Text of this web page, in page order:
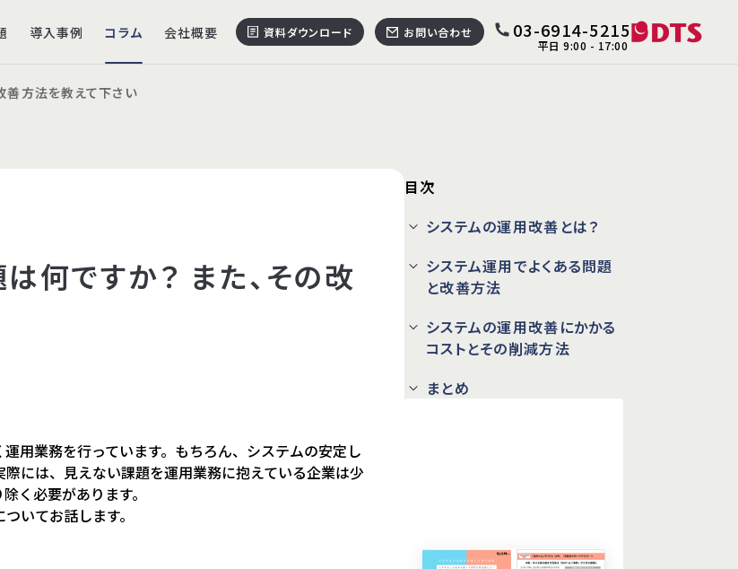
Azure導入
AI社内ヘルプデスクReSM plus
ビジネス・プロセス・アウトソーシング（BPO）
PCI DSS v4.0 準拠・セキュリティサポートセンター
導入事例 コラム 会社概要 資料ダウンロード お問い合わせ 03-6914-5215
平日 9:00 - 17:00
善方法を教えて下さい
何ですか？ また、その改
用業務を行っています。もちろん、システムの安定し
には、見えない課題を運用業務に抱えている企業は少
く必要があります。
いてお話します。
目次
システムの運用改善とは？
システム運用でよくある問題
と改善方法
システムの運用改善にかかる
コストとその削減方法
まとめ